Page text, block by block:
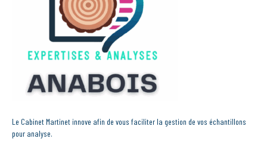
Le Cabinet Martinet innove afin de vous faciliter la gestion de vos échantillons
pour analyse.